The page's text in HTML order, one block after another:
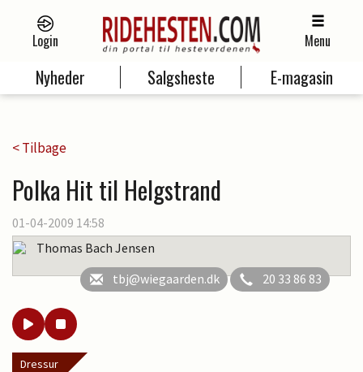
Login Menu
Nyheder Salgsheste E-magasin
< Tilbage
Polka Hit til Helgstrand
01-04-2009 14:58
Thomas Bach Jensen
tbj@wiegaarden.dk
20 33 86 83
Dressur